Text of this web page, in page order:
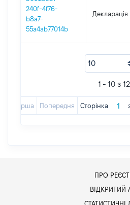
240f-4f76-
b8a7-
55a4ab77014b
Декларація
1 - 10 з 12
Перша Попередня Сторінка
ПРО
ВІДКРИТИЙ
СТАТИСТИЧНІ